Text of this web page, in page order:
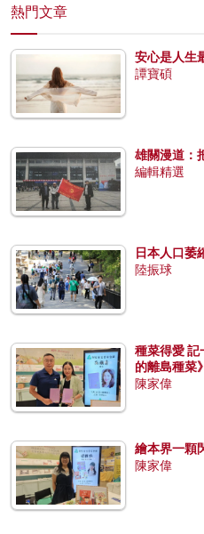
熱門文章
安心是人生
譚寶碩
雄關漫道：
編輯精選
日本人口萎
陸振球
種菜得愛
的離島種菜》
陳家偉
繪本界一顆
陳家偉